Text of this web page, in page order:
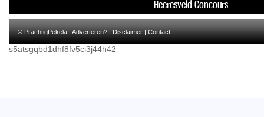
Heeresveld Concours
© PrachtigPekela |Adverteren?|Disclaimer|Contact
s5atsgqbd1dhf8fv5ci3j44h42